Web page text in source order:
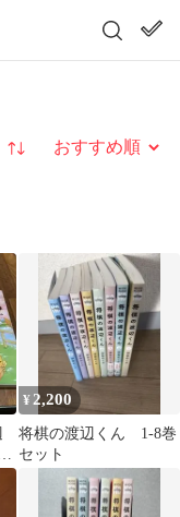
並び替え
¥ 2,200
将棋の渡辺くん 1-8巻
セット